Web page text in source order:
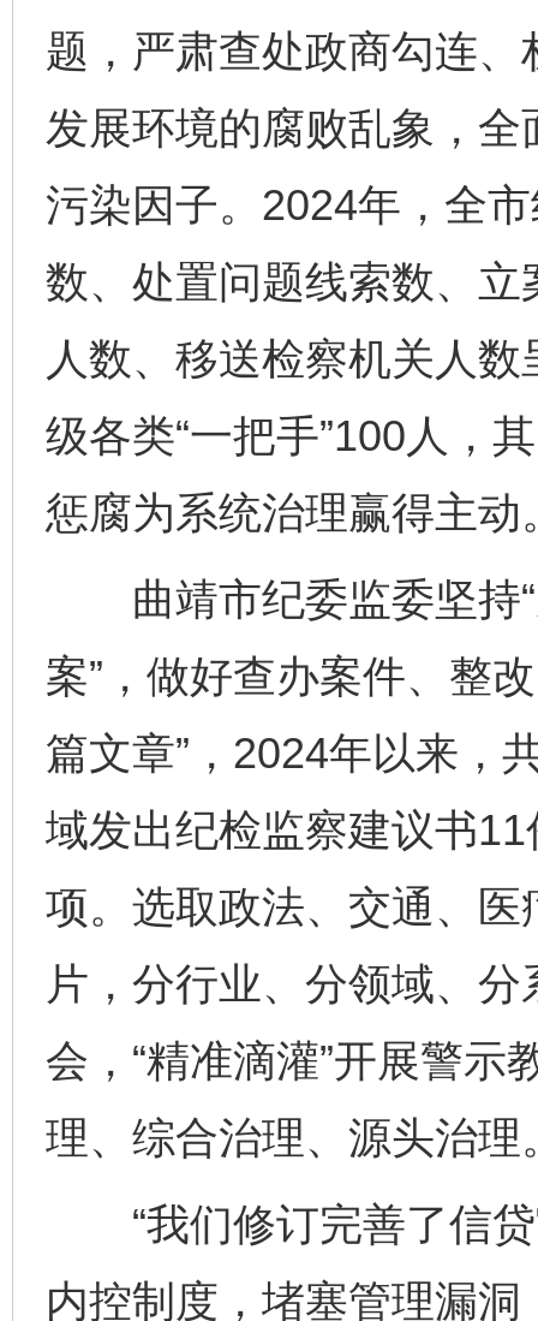
题，严肃查处政商勾连
发展环境的腐败乱象，
污染因子。2024年，全
数、处置问题线索数、
人数、移送检察机关人数
级各类“一把手”100人，
惩腐为系统治理赢得主动
曲靖市纪委监委坚持“
案”，做好查办案件、整
篇文章”，2024年以来，
域发出纪检监察建议书
项。选取政法、交通、
片，分行业、分领域、
会，“精准滴灌”开展警
理、综合治理、源头治理
“我们修订完善了信贷
内控制度，堵塞管理漏